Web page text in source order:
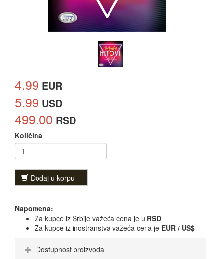
4.99 EUR
5.99 USD
499.00 RSD
Količina
Dodaj u korpu
Napomena:
Za kupce iz Srbije važeća cena je u RSD
Za kupce iz inostranstva važeća cena je EUR / US$
Dostupnost proizvoda